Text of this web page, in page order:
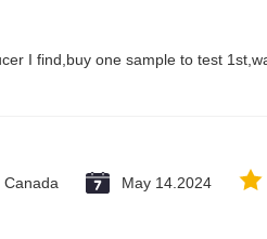
I find,buy one sample to test
Canada May 14.2024